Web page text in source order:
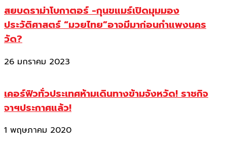
สยบดราม่าโบกาตอร์ -กุนขแมร์เปิดมุมมอง
ประวัติศาสตร์ “มวยไทย”อาจมีมาก่อนกำแพงนคร
วัด?
26 มกราคม 2023
เคอร์ฟิวทั่วประเทศห้ามเดินทางข้ามจังหวัด! ราชกิจ
จาฯประกาศแล้ว!
1 พฤษภาคม 2020